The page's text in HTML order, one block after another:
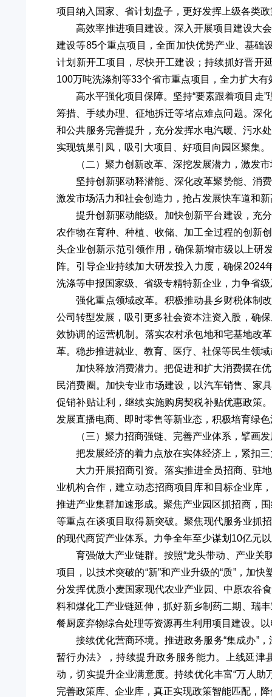
项目纳入国家、省计划盘子，更好发挥上级各类
高效率推进项目建设。深入开展项目建设大
建设等85个重点项目，全面加快优势产业、基础
计划新开工项目，尽快开工建设；持续抓好晋开
100万吨洗涤剂等33个省市重点项目，全力扩大有
高水平强化项目保障。坚持“要素跟着项目走
筹措、手续办理、征地拆迁等堵点难点问题。深
和公共服务完善提升，充分发挥水电汽暖、污水
实现筑巢引凤，吸引大项目、好项目向园区聚集。
（二）聚力创新改革、深挖发展潜力，激发
坚持创新驱动释潜能、深化改革聚势能、消
激发市场活力和社会创造力，抢占发展快车道和
提升创新驱动能级。加快创新平台建设，充
农作物在育种、种植、收储、加工全过程的创新
头企业创新示范引领作用，确保新增市级以上研
阵。引导企业持续加大研发投入力度，确保
洗涤等申报国家级、省级专精特新企业，力争省
强化重点领域改革。积极推动县乡财税体制
公司转型发展，吸引更多社会资本注资入股，确
效协调的运营机制。落实农村承包地和宅基地改
革。稳步推进就业、教育、医疗、社保等民生领域
加快释放消费潜力。把促进和扩大消费摆在
民消费圈。加快专业市场建设，以汽车销售、家
促销补贴让利，继续实施购房契税补贴优惠政策
发展直播电商、即时零售等新业态，积极培育绿
（三）聚力招商强链、完善产业体系，擘画
把发展经济的着力点放在实体经济上，紧扣
大力开展招商引资。落实推进全员招商、驻
业机构合作，建立动态招商项目库和目标企业库
推进产业集群加速形成。聚焦产业园区抓招商，
等重点在谈项目取得新突破。聚焦现代服务业抓
的现代商贸产业体系。力争全年至少谋划10亿元
育强做大产业链群。按照“龙头带动、产业关
项目，以技术突破的“新”和产业升级的“质”，加
分发挥优质小麦国家现代农业产业园、中原农谷
料和煤化工产业链延伸，抓好新乡制药二期、瑞
餐厨废弃物综合处理等资源再生利用项目建设。
接续优化营商环境。推进政务服务“集成办”
暂行办法》，持续提升政务服务能力。上线延
动，切实提升企业满意度。持续优化丰富“万人助
完善政策库、企业库，真正实现政策智能匹配，